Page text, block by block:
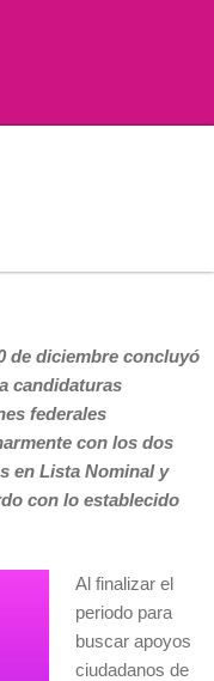
de diciembre concluyó
candidaturas
federales
con los dos
en Lista Nominal y
con lo establecido
Al finalizar el
periodo para
buscar apoyos
ciudadanos de